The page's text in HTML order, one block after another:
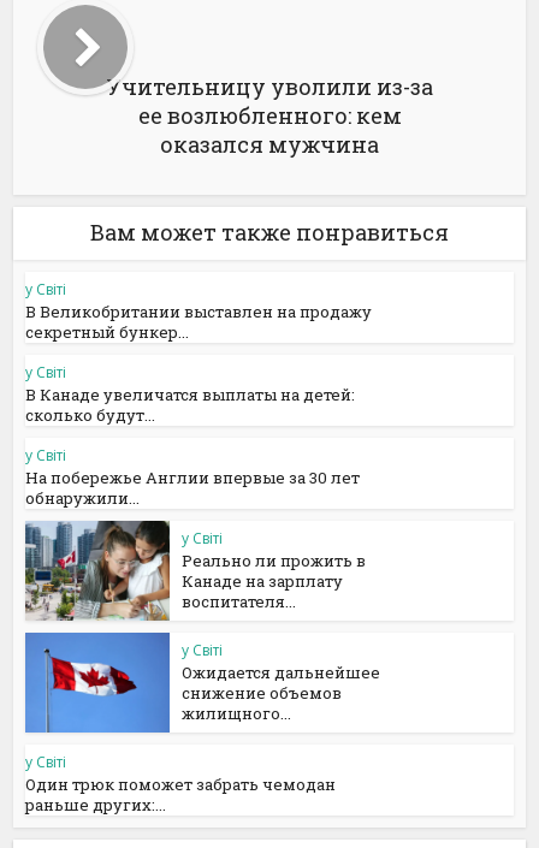
Учительницу уволили из-за
ее возлюбленного: кем
оказался мужчина
Вам может также понравиться
у Світі
В Великобритании выставлен на продажу
секретный бункер...
у Світі
В Канаде увеличатся выплаты на детей:
сколько будут...
у Світі
На побережье Англии впервые за 30 лет
обнаружили...
у Світі
Реально ли прожить в
Канаде на зарплату
воспитателя...
у Світі
Ожидается дальнейшее
снижение объемов
жилищного...
у Світі
Один трюк поможет забрать чемодан
раньше других:...